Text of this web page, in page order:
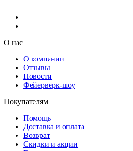
О нас
О компании
Отзывы
Новости
Фейерверк-шоу
Покупателям
Помощь
Доставка и оплата
Возврат
Скидки и акции